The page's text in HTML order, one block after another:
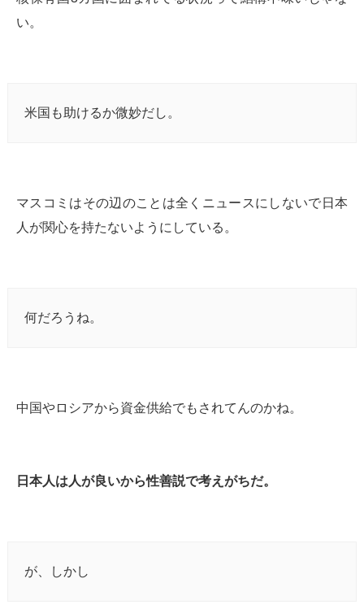
い。
米国も助けるか微妙だし。
マスコミはその辺のことは全くニュースにしないで日本
人が関心を持たないようにしている。
何だろうね。
中国やロシアから資金供給でもされてんのかね。
日本人は人が良いから性善説で考えがちだ。
が、しかし